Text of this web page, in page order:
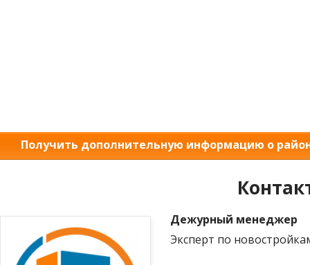
Получить дополнительную информацию о
Дежурный менеджер
Эксперт по